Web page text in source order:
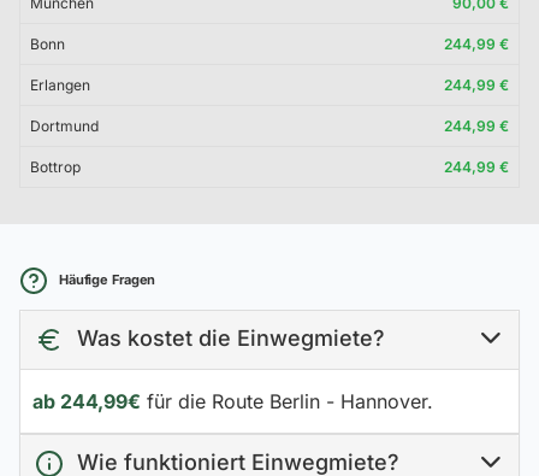
Bonn 244,99 €
Erlangen 244,99 €
Dortmund 244,99 €
Bottrop 244,99 €
Häufige Fragen
Was kostet die Einwegmiete?
ab 244,99€ für die Route Berlin - Hannover.
Wie funktioniert Einwegmiete?